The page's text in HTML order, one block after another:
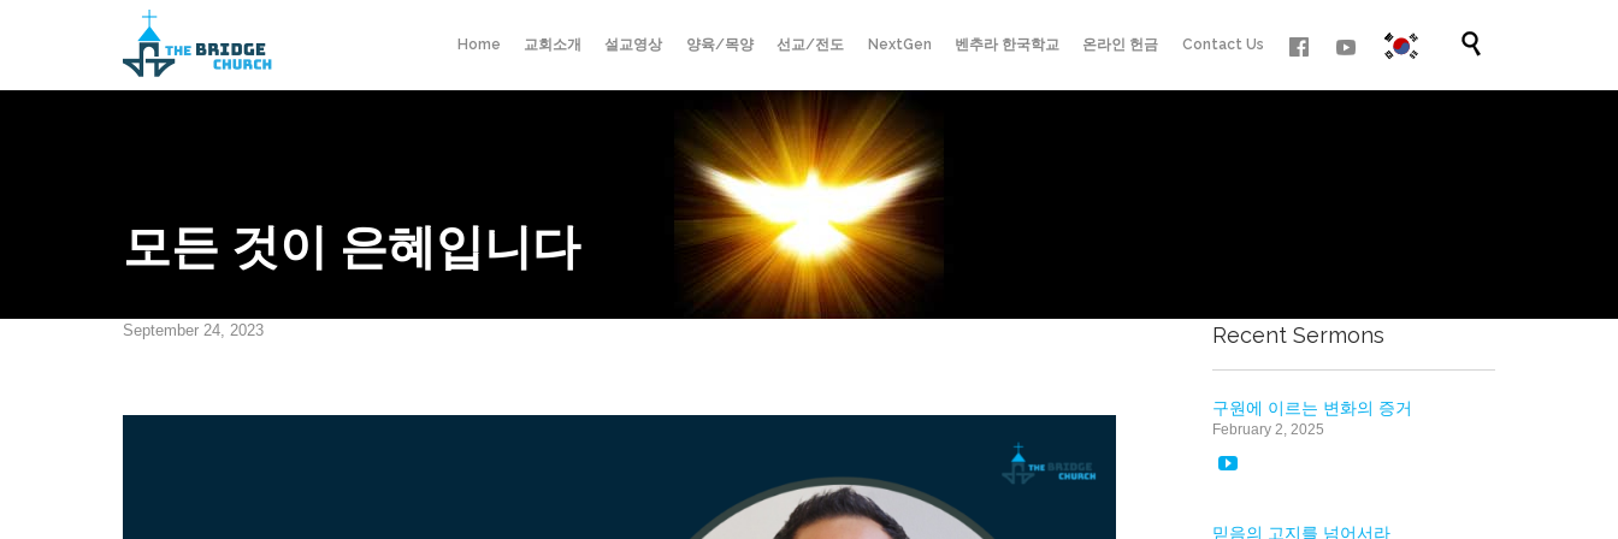
Home 교회소개 설교영상 양육/목양 선교/전도 NextGen 벤추라 한국학교 온라인 헌금 Contact Us 
모든 것이 은혜입니다
September 24, 2023 Recent Sermons
구원에 이르는 변화의 증거
February 2, 2025

믿음의 고지를 넘어서라